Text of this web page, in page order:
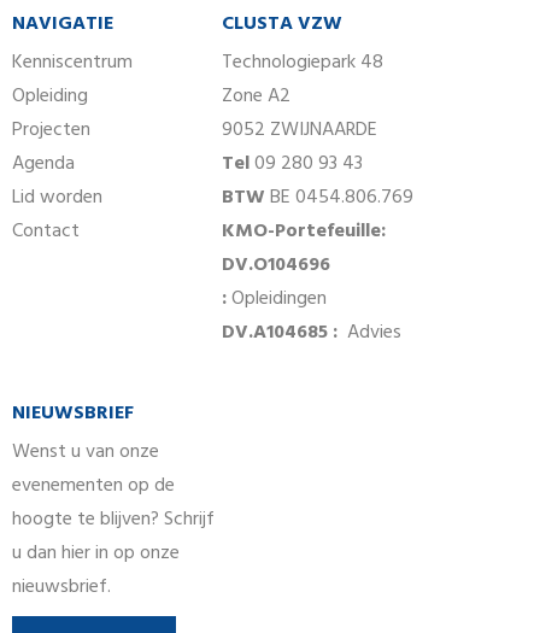
NAVIGATIE
Kenniscentrum
Opleiding
Projecten
Agenda
Lid worden
Contact
CLUSTA VZW
Technologiepark 48
Zone A2
9052 ZWIJNAARDE
Tel09 280 93 43
BTWBE 0454.806.769
KMO-Portefeuille:
DV.O104696
:Opleidingen
DV.A104685 : Advies
NIEUWSBRIEF
Wenst u van onze
evenementen op de
hoogte te blijven? Schrijf
u dan hier in op onze
nieuwsbrief.